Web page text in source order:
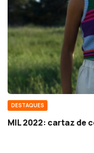
DESTAQUES
MIL 2022: cartaz de